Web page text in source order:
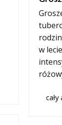
w
cały